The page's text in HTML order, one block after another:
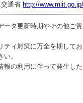
通省 http://www.mlit.go.jp/
タ更新時期やその他ご
ィ対策に万全を期して
。
の利用に伴って発生し